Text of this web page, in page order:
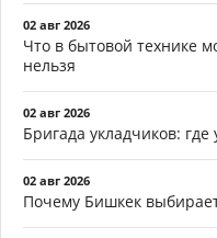
02 авг 2026
Что в бытовой технике
нельзя
02 авг 2026
Бригада укладчиков:
02 авг 2026
Почему Бишкек